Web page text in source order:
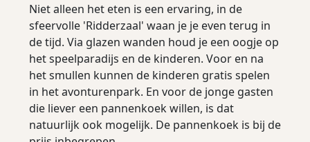
Niet alleen het eten is een ervaring, in de
sfeervolle 'Ridderzaal' waan je je even terug in
de tijd. Via glazen wanden houd je een oogje op
het speelparadijs en de kinderen. Voor en na
het smullen kunnen de kinderen gratis spelen
in het avonturenpark. En voor de jonge gasten
die liever een pannenkoek willen, is dat
natuurlijk ook mogelijk. De pannenkoek is bij de